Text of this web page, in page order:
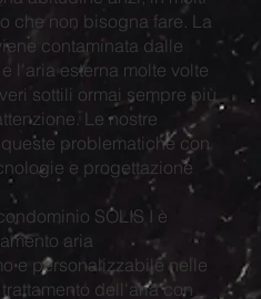
che non bisogna fare. La
contaminata dalle
l'aria esterna molte volte
sottili ormai sempre più
Le nostre
problematiche con
e progettazione
SOLIS I è
aria
e personalizzabile nelle
dell'aria con